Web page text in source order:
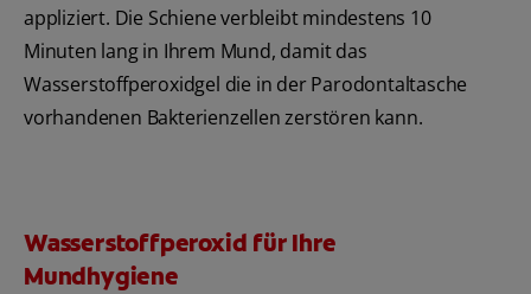
appliziert. Die Schiene verbleibt mindestens 10
Minuten lang in Ihrem Mund, damit das
Wasserstoffperoxidgel die in der Parodontaltasche
vorhandenen Bakterienzellen zerstören kann.
Wasserstoffperoxid für Ihre
Mundhygiene